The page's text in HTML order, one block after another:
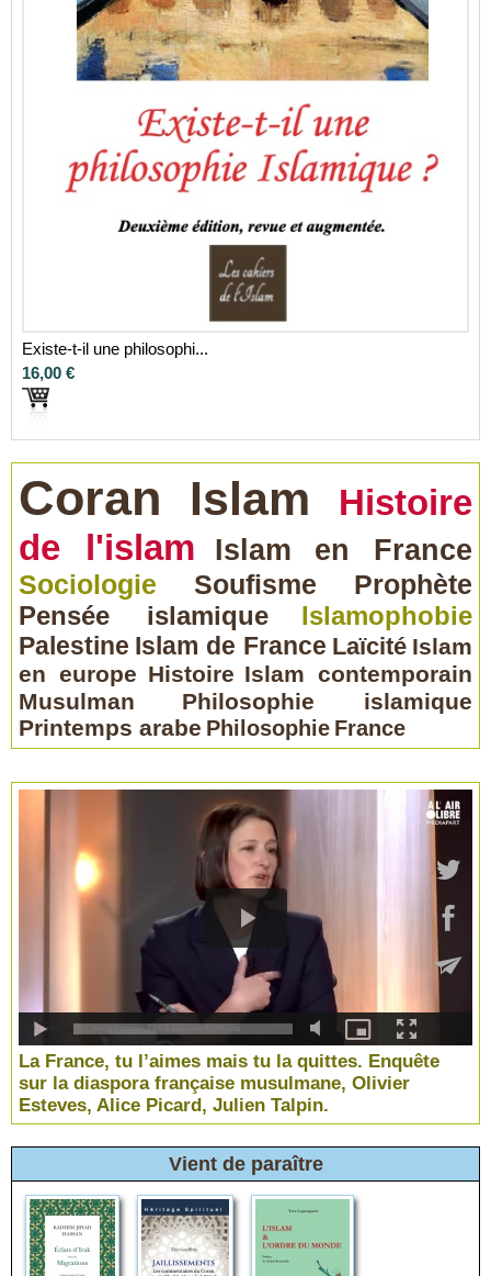
Existe-t-il une philosophi...
16,00 €
Coran Islam
Histoire
de l'islam
Islam en France
Sociologie Soufisme
Prophète
Pensée islamique
Islamophobie
Palestine Islam de France Laïcité Islam
en europe Histoire Islam contemporain
Musulman
Philosophie islamique
Printemps arabe Philosophie France
La France, tu l’aimes mais tu la quittes. Enquête
sur la diaspora française musulmane, Olivier
Esteves, Alice Picard, Julien Talpin.
Vient de paraître